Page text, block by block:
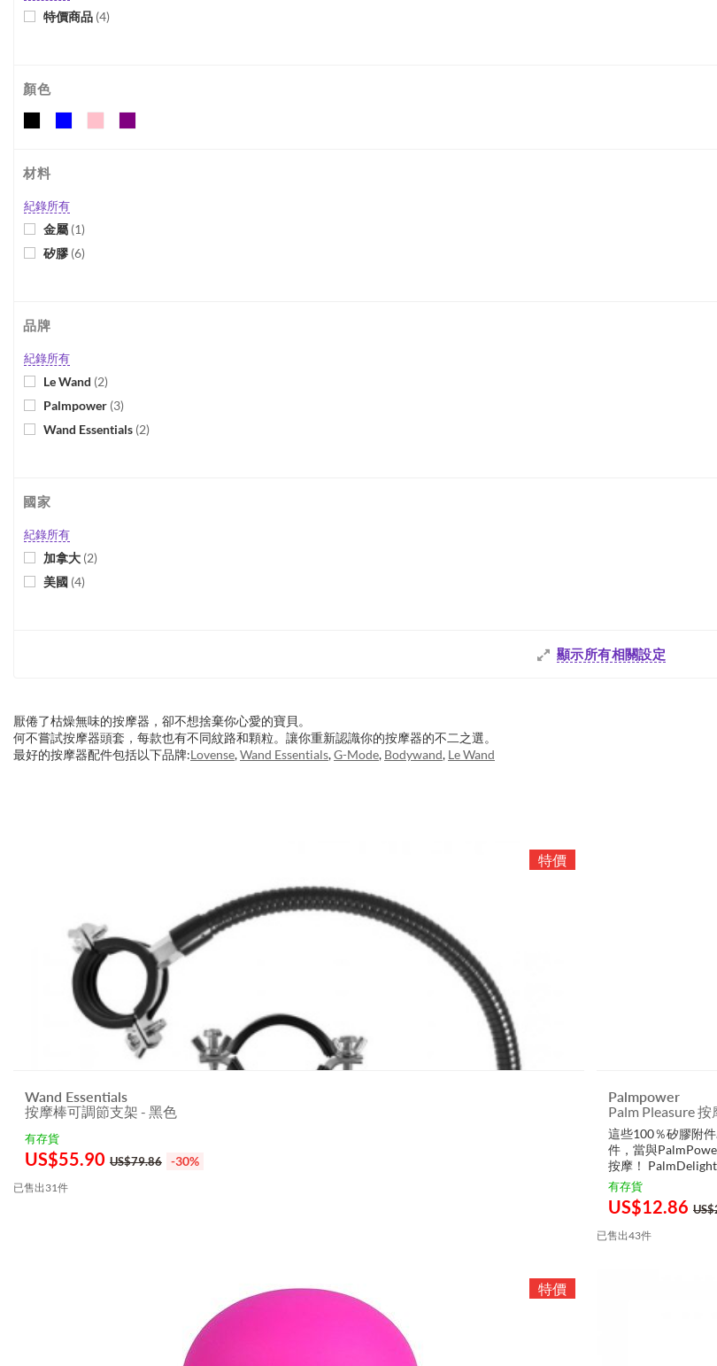
特價商品 (4)
顏色
材料
紀錄所有
金屬 (1)
矽膠 (6)
品牌
紀錄所有
Le Wand (2)
Palmpower (3)
Wand Essentials (2)
國家
紀錄所有
加拿大 (2)
美國 (4)
顯示所有相關設定
厭倦了枯燥無味的按摩器，卻不想捨棄你心愛的寶貝。
何不嘗試按摩器頭套，每款也有不同紋路和顆粒。讓你重新認識你的按摩器的不二之選。
最好的按摩器配件包括以下品牌:Lovense,Wand Essentials,G-Mode, Bodywand, Le Wand
Wand Essentials
按摩棒可調節支架 - 黑色
有存貨
US$55.90 US$79.86 -30%
已售出31件
Palmpower
Palm Pleasure
這些100％矽膠附
件，當與
按摩！
有存貨
US$12.86
已售出43件